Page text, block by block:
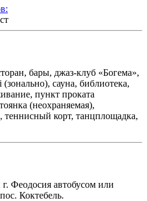
бары, джаз-клуб «Богема»,
сауна, библиотека,
пункт проката
(неохраняемая),
корт, танцплощадка,
Феодосия автобусом или
Коктебель.